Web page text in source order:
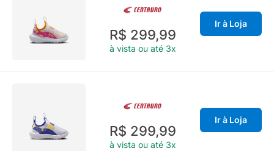
R$ 299,99
à vista ou até 3x
Ir à Loja
R$ 299,99
à vista ou até 3x
Ir à Loja